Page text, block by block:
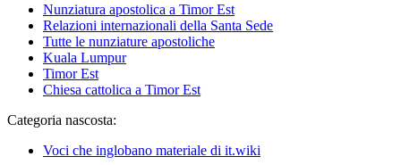
Nunziatura apostolica a Timor Est
Relazioni internazionali della Santa Sede
Tutte le nunziature apostoliche
Kuala Lumpur
Timor Est
Chiesa cattolica a Timor Est
Categoria nascosta:
Voci che inglobano materiale di it.wiki